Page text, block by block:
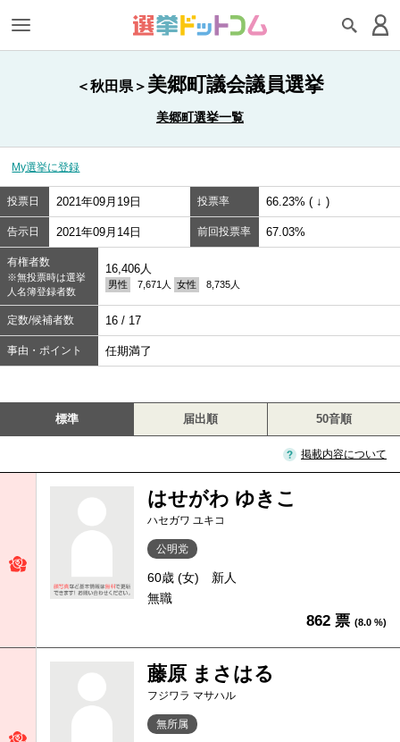
＜秋田県＞ 美郷町議会議員選挙
美郷町選挙一覧
My選挙に登録
投票日 2021年09月19日 投票率 66.23% ( ↓ )
告示日 2021年09月14日 前回投票率 67.03%
有権者数
※無投票時は選挙
人名簿登録者数
16,406人
男性 7,671人 女性 8,735人
定数/候補者数 16 / 17
事由・ポイント 任期満了
標準 届出順 50音順
掲載内容について
はせがわ ゆきこ
ハセガワ ユキコ
公明党
60歳 (女)
新人
無職
862 票 (8.0 %)
藤原 まさはる
フジワラ マサハル
無所属